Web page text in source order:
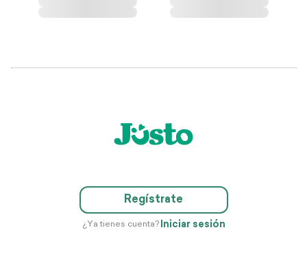
Regístrate
¿Ya tienes cuenta? Iniciar sesión